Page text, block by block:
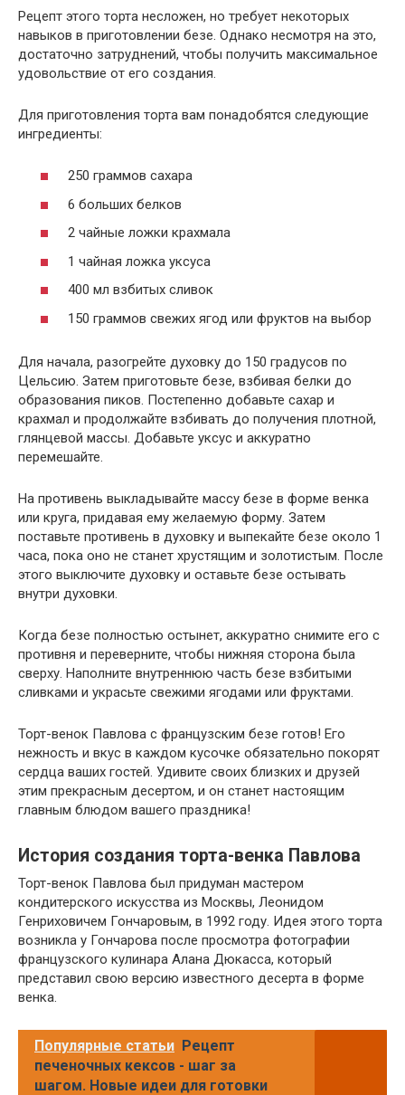
Рецепт этого торта несложен, но требует некоторых
навыков в приготовлении безе. Однако несмотря на это,
достаточно затруднений, чтобы получить максимальное
удовольствие от его создания.
Для приготовления торта вам понадобятся следующие
ингредиенты:
250 граммов сахара
6 больших белков
2 чайные ложки крахмала
1 чайная ложка уксуса
400 мл взбитых сливок
150 граммов свежих ягод или фруктов на выбор
Для начала, разогрейте духовку до 150 градусов по
Цельсию. Затем приготовьте безе, взбивая белки до
образования пиков. Постепенно добавьте сахар и
крахмал и продолжайте взбивать до получения плотной,
глянцевой массы. Добавьте уксус и аккуратно
перемешайте.
На противень выкладывайте массу безе в форме венка
или круга, придавая ему желаемую форму. Затем
поставьте противень в духовку и выпекайте безе около 1
часа, пока оно не станет хрустящим и золотистым. После
этого выключите духовку и оставьте безе остывать
внутри духовки.
Когда безе полностью остынет, аккуратно снимите его с
противня и переверните, чтобы нижняя сторона была
сверху. Наполните внутреннюю часть безе взбитыми
сливками и украсьте свежими ягодами или фруктами.
Торт-венок Павлова с французским безе готов! Его
нежность и вкус в каждом кусочке обязательно покорят
сердца ваших гостей. Удивите своих близких и друзей
этим прекрасным десертом, и он станет настоящим
главным блюдом вашего праздника!
История создания торта-венка Павлова
Торт-венок Павлова был придуман мастером
кондитерского искусства из Москвы, Леонидом
Генриховичем Гончаровым, в 1992 году. Идея этого торта
возникла у Гончарова после просмотра фотографии
французского кулинара Алана Дюкасса, который
представил свою версию известного десерта в форме
венка.
Популярные статьи Рецепт
печеночных кексов - шаг за
шагом. Новые идеи для готовки